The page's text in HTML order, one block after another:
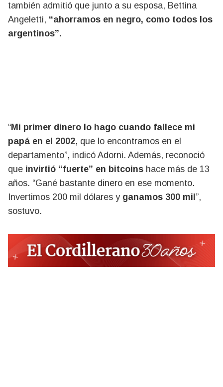
también admitió que junto a su esposa, Bettina
Angeletti, “ahorramos en negro, como todos los
argentinos”.
“Mi primer dinero lo hago cuando fallece mi
papá en el 2002, que lo encontramos en el
departamento”, indicó Adorni. Además, reconoció
que invirtió “fuerte” en bitcoins hace más de 13
años. “Gané bastante dinero en ese momento.
Invertimos 200 mil dólares y ganamos 300 mil ”,
sostuvo.